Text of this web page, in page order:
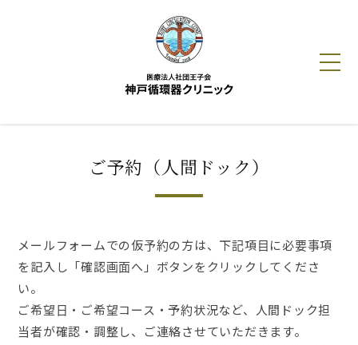
人間ドック
循環器だより
ご予約（人間ドック）
メールフォームでの仮予約の方は、下記項目に必要事項
を記入し「確認画面へ」ボタンをクリックしてくださ
い。
ご希望日・ご希望コース・予約状況など、人間ドック担
当者が確認・調整し、ご連絡させていただきます。